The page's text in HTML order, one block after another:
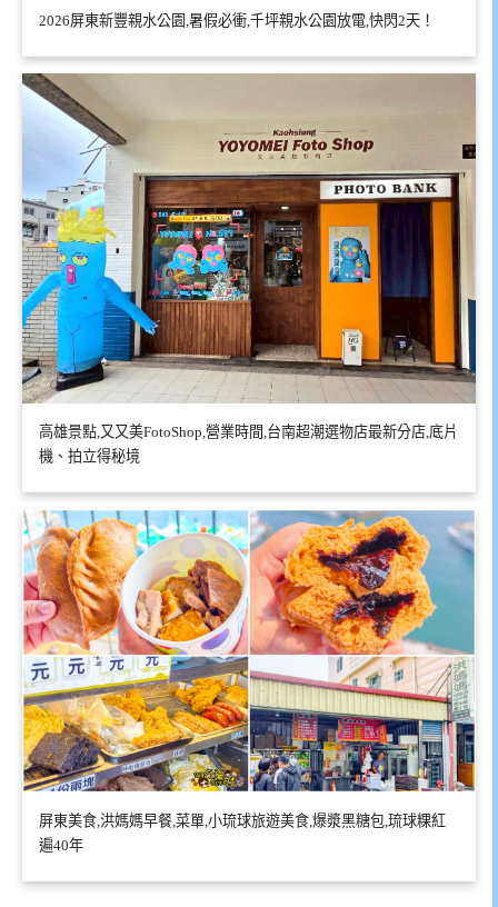
2026屏東新豐親水公園,暑假必衝,千坪親水公園放電,快閃2天！
高雄景點,又又美FotoShop,營業時間,台南超潮選物店最新分店,底片
機、拍立得秘境
屏東美食,洪媽媽早餐,菜單,小琉球旅遊美食,爆漿黑糖包,琉球粿紅
遍40年